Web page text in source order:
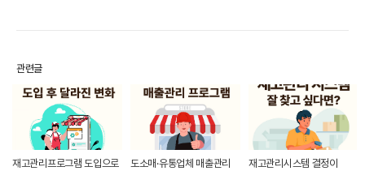
관련글
재고관리프로그램 도입으로
도소매·유통업체 매출관리
재고관리시스템 결정이